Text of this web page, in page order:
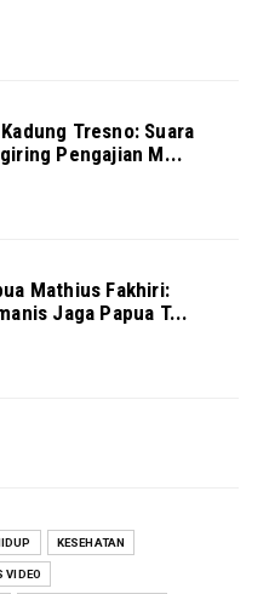
Tresno: Suara
Pengajian M...
Mathius Fakhiri:
Jaga Papua T...
KESEHATAN
VIDEO